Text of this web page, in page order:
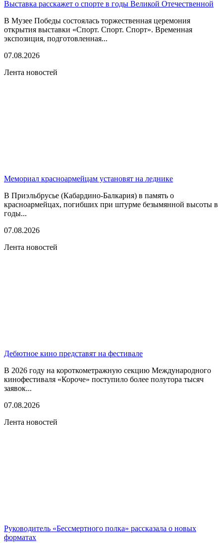
Выставка расскажет о спорте в годы Великой Отечественной
В Музее Победы состоялась торжественная церемония
открытия выставки «Спорт. Спорт. Спорт». Временная
экспозиция, подготовленная...
07.08.2026
Лента новостей
Мемориал красноармейцам установят на леднике
В Приэльбрусье (Кабардино-Балкария) в память о
красноармейцах, погибших при штурме безымянной высоты в
годы...
07.08.2026
Лента новостей
Дебютное кино представят на фестивале
В 2026 году на короткометражную секцию Международного
кинофестиваля «Короче» поступило более полутора тысяч
заявок...
07.08.2026
Лента новостей
Руководитель «Бессмертного полка» рассказала о новых
форматах